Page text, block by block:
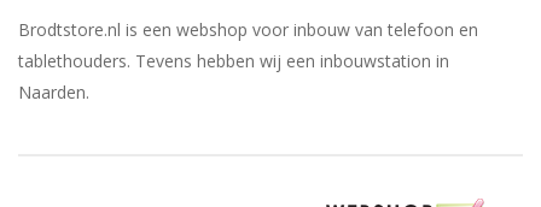
Brodtstore.nl is een webshop voor inbouw van telefoon en
tablethouders. Tevens hebben wij een inbouwstation in
Naarden.